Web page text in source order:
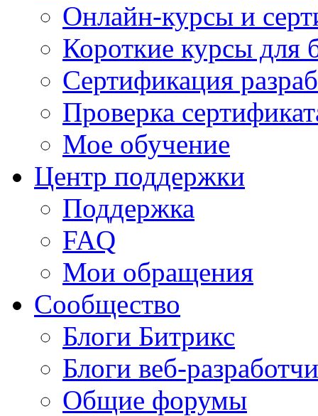
Онлайн-курсы и
Короткие курсы для
Сертификация
Проверка
Мое обучение
Центр поддержки
Поддержка
FAQ
Мои обращения
Сообщество
Блоги Битрикс
Блоги веб-
Общие форумы